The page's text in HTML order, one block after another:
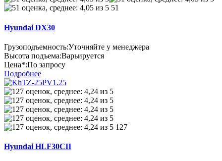
51
Hyundai DX30
Грузоподъемность:Уточняйте у менеджера
Высота подъема:Варьируется
Цена*:По запросу
Подробнее
127
Hyundai HLF30CII